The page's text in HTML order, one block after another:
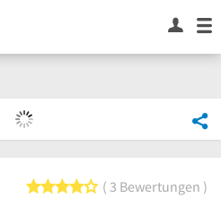
4 von 5 Sternen
3 Bewertungen